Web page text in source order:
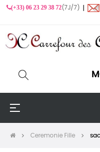
(+33) 06 23 29 38 72(7J/7) ❙
Basculer
☰
Ceremonie Fille